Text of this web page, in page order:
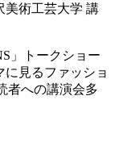
美術工芸大学 講
」トークショー
に見るファッショ
者への講演会多